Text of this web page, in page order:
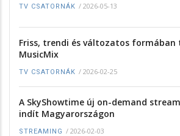
TV CSATORNÁK / 2026-05-13
Friss, trendi és változatos formában
MusicMix
TV CSATORNÁK / 2026-02-25
A SkyShowtime új on-demand
indít Magyarországon
STREAMING / 2026-02-03